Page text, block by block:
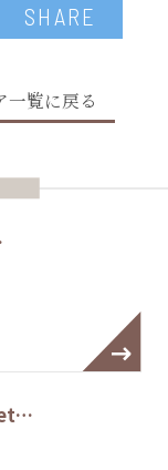
SHARE
一覧に戻る